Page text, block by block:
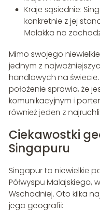
Kraje sąsiednie:
konkretnie z jej
Malakka na
Mimo swojego
jednym z
handlowych na
położenie sprawia, że
komunikacyjnym i
również jeden z
Ciekawostki
Singapuru
Singapur to niewielkie
Półwyspu Malajskiego,
Wschodniej. Oto kilka
jego geografii: